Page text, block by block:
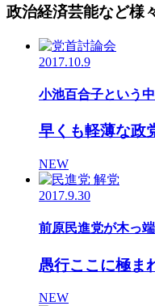
政治経済芸能など様
2017.10.9
小池百合子という
早くも軽薄な政
NEW
2017.9.30
前原民進党が木っ端
愚行ここに極ま
NEW